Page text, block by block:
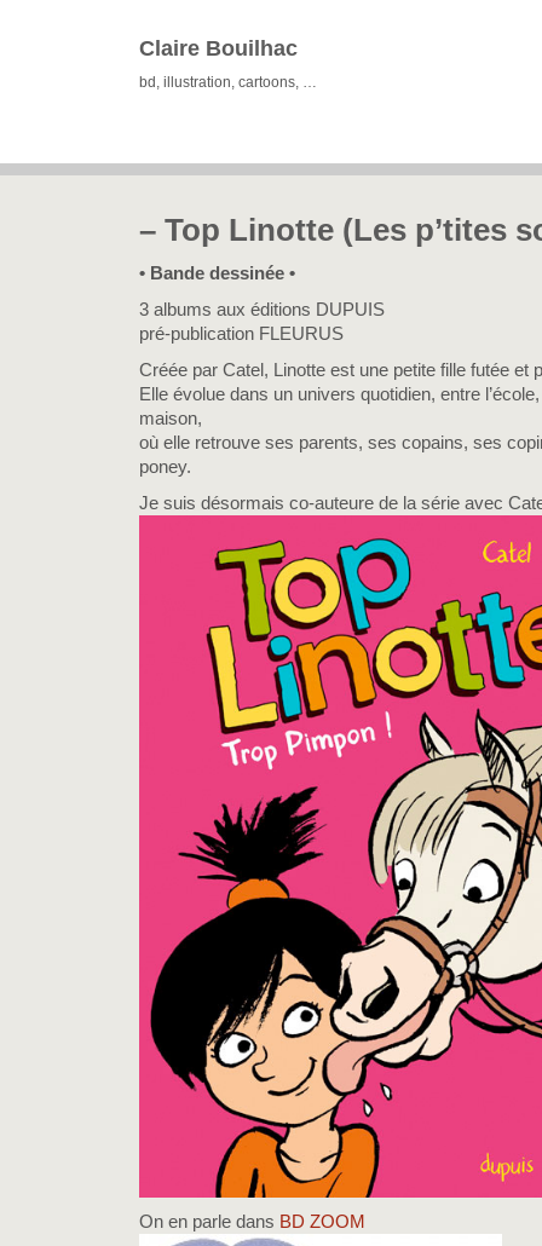
Claire Bouilhac
bd, illustration, cartoons, …
– Top Linotte (Les p’tites
• Bande dessinée •
3 albums aux éditions DUPUIS
pré-publication FLEURUS
Créée par Catel, Linotte est une petite fille futée et
Elle évolue dans un univers quotidien, entre
maison,
où elle retrouve ses parents, ses copains, ses
poney.
Je suis désormais co-auteure de la série avec
On en parle dans BD ZOOM